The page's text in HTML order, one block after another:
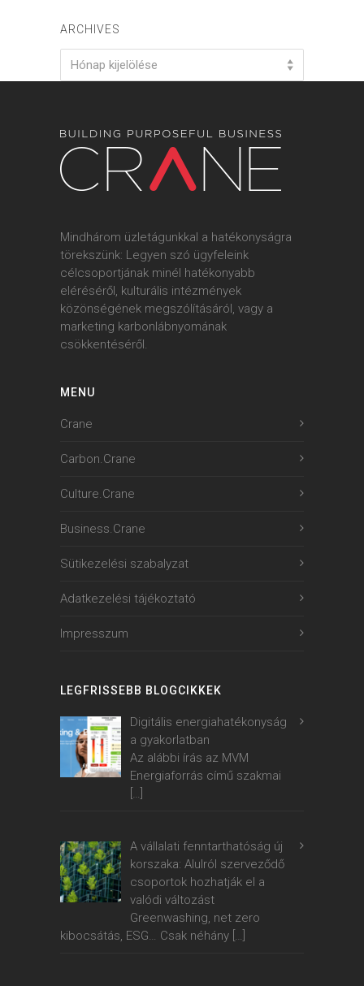
ARCHIVES
Hónap kijelölése
Mindhárom üzletágunkkal a hatékonyságra
törekszünk: Legyen szó ügyfeleink
célcsoportjának minél hatékonyabb
eléréséről, kulturális intézmények
közönségének megszólításáról, vagy a
marketing karbonlábnyomának
csökkentéséről.
MENU
Crane
Carbon.Crane
Culture.Crane
Business.Crane
Sütikezelési szabalyzat
Adatkezelési tájékoztató
Impresszum
LEGFRISSEBB BLOGCIKKEK
Digitális energiahatékonyság
a gyakorlatban
Az alábbi írás az MVM
Energiaforrás című szakmai
A vállalati fenntarthatóság új
korszaka: Alulról szerveződő
csoportok hozhatják el a
valódi változást
Greenwashing, net zero
kibocsátás, ESG… Csak néhány […]